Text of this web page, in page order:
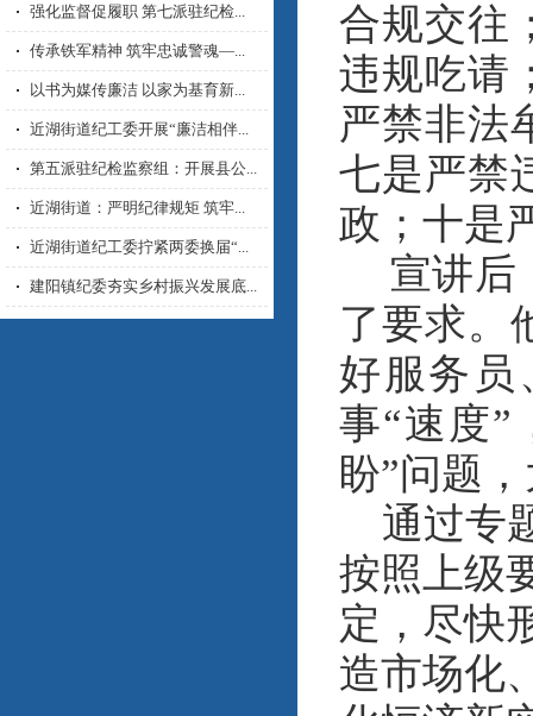
强化监督促履职 第七派驻纪检...
传承铁军精神 筑牢忠诚警魂—...
以书为媒传廉洁 以家为基育新...
近湖街道纪工委开展“廉洁相伴...
第五派驻纪检监察组：开展县公...
近湖街道：严明纪律规矩 筑牢...
近湖街道纪工委拧紧两委换届“...
建阳镇纪委夯实乡村振兴发展底...
合规交往
违规吃请
严禁非法
七是严禁
政；十是
宣讲后
了要求。
好服务员
事“速度”
盼”问题
通过专
按照上级
定，尽快
造市场化